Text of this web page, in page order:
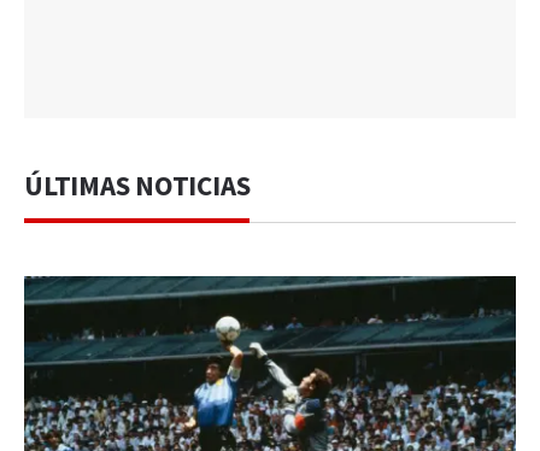
ÚLTIMAS NOTICIAS